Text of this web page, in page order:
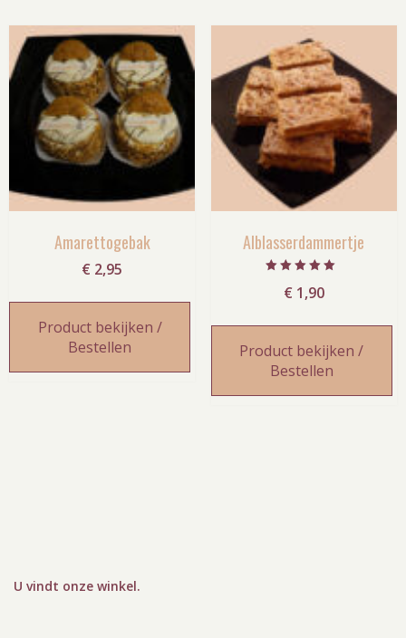
Amarettogebak
€ 2,95
Product bekijken /
Bestellen
Alblasserdammertje
5.00
uit 5
€ 1,90
Product bekijken /
Bestellen
U vindt onze winkel.